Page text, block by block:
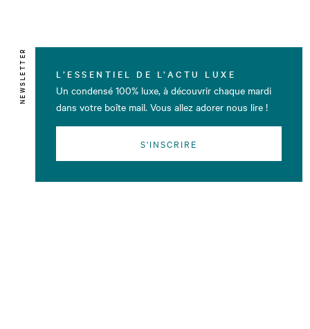
NEWSLETTER L’ESSENTIEL DE L’ACTU LUXE
Un condensé 100% luxe, à découvrir chaque mardi
dans votre boîte mail. Vous allez adorer nous lire !
S'INSCRIRE